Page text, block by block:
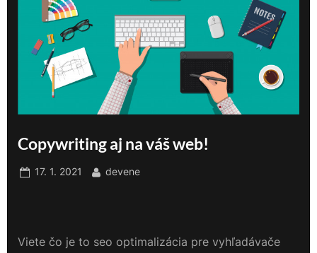
Copywriting aj na váš web!
Posted
17. 1. 2021 By
devene
Viete čo je to seo optimalizácia pre vyhľadávače